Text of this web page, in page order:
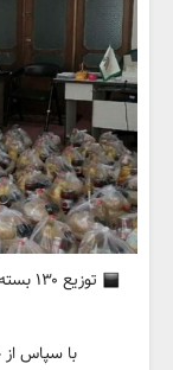
با سپاس از